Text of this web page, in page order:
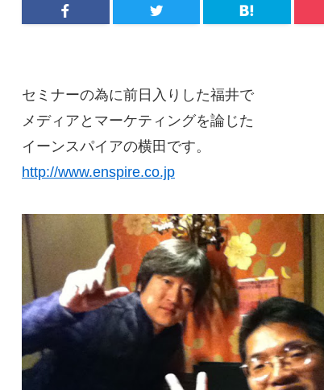
セミナーの為に前日入りした福井で
メディアとマーケティングを論じた
イーンスパイアの横田です。
http://www.enspire.co.jp